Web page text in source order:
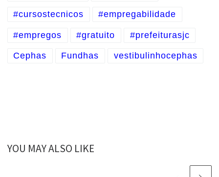
#cursostecnicos #empregabilidade
#empregos #gratuito #prefeiturasjc
Cephas Fundhas vestibulinhocephas
YOU MAY ALSO LIKE